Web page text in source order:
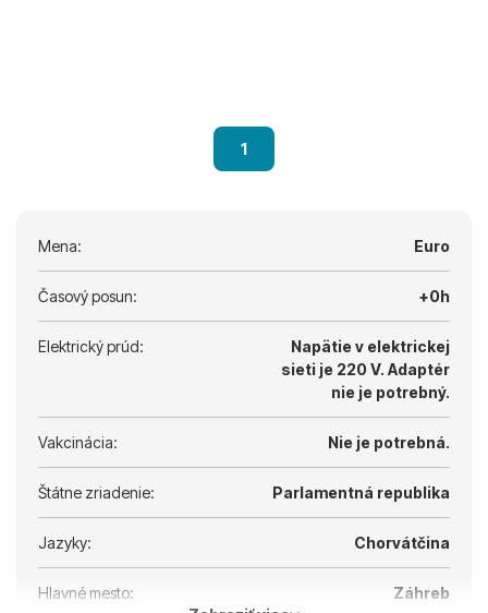
1
Mena: Euro
Časový posun: +0h
Elektrický prúd:
Napätie v elektrickej
sieti je 220 V. Adaptér
nie je potrebný.
Vakcinácia: Nie je potrebná.
Štátne zriadenie: Parlamentná republika
Jazyky: Chorvátčina
Hlavné mesto:
Záhreb